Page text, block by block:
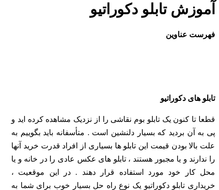
آموزش تابلو دکوراتیو
فهرست عناوین
تابلو های دکوراتیو
قطعا تا کنون یک تابلو بوم نقاشی را از نزدیک مشاهده کرده اید و
پی به آن بردید که بسیار دلنشین است . متأسفانه باید بگوییم به
علت بالا بودن قیمت این تابلو ها بسیاری از افراد قدرت خرید آنها
را ندارند و یا مجبور هستند ، تابلو های عکس عادی را در خانه و یا
محل کار خود مورد استفاده قرار دهند . در این موقعیت ،
خریداری تابلو دکوراتیو یک نوع راه حل بسیار خوب برای شما به